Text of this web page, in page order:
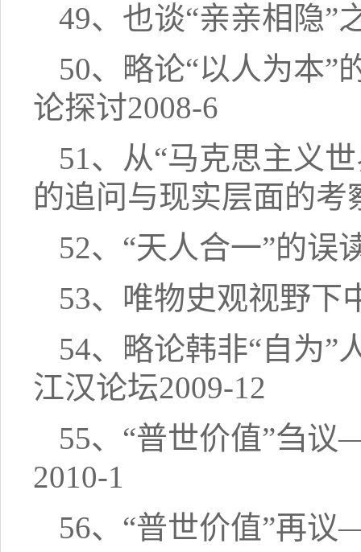
49、也谈“亲亲相隐”
50、略论“以人为本
论探讨2008-6
51、从“马克思主义
的追问与现实层面的考
52、“天人合一”的误
53、唯物史观视野下
54、略论韩非“自为”
江汉论坛2009-12
55、“普世价值”刍
2010-1
56、“普世价值”再